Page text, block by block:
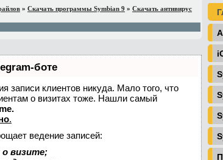
» Скачать программы Symbian 9 » Скачать антивирус
боте
записи клиентов никуда. Мало того, что
о визитах тоже. Нашли самый
.
ведение записей:
визите;